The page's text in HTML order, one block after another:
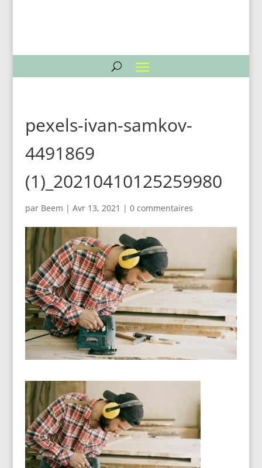
pexels-ivan-samkov-
4491869
(1)_20210410125259980
par Beem | Avr 13, 2021 | 0 commentaires